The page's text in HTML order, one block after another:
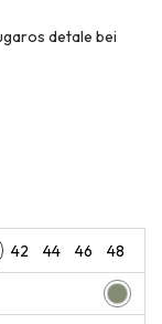
detale bei
42 44 46 48